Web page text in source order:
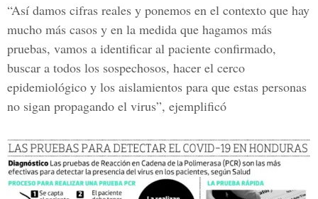
“Así damos cifras reales y ponemos en el contexto que hay
mucho más casos y en la medida que hagamos más
pruebas, vamos a identificar al paciente confirmado,
buscar a todos los sospechosos, hacer el cerco
epidemiológico y los aislamientos para que estas personas
no sigan propagando el virus”, ejemplificó